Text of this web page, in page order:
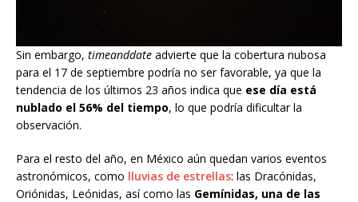
Sin embargo, timeanddate advierte que la cobertura nubosa
para el 17 de septiembre podría no ser favorable, ya que la
tendencia de los últimos 23 años indica que ese día está
nublado el 56% del tiempo, lo que podría dificultar la
observación.
Para el resto del año, en México aún quedan varios eventos
astronómicos, como lluvias de estrellas: las Dracónidas,
Oriónidas, Leónidas, así como las Gemínidas, una de las